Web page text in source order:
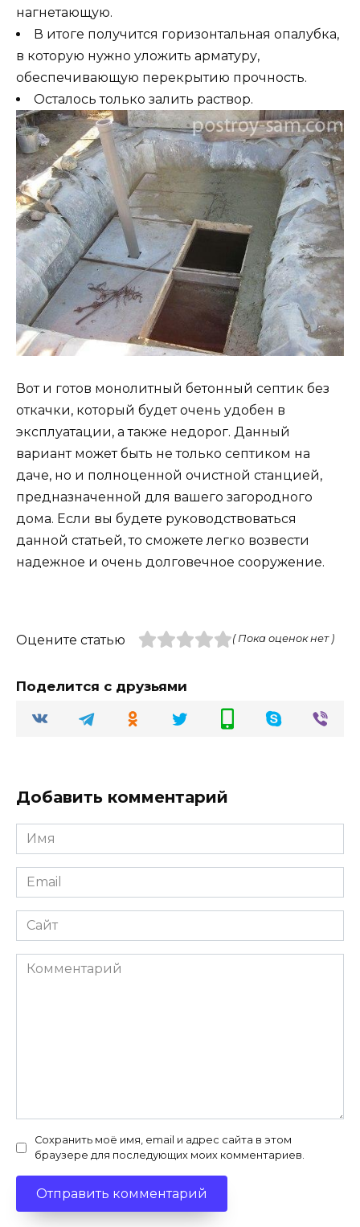
нагнетающую.
В итоге получится горизонтальная опалубка,
в которую нужно уложить арматуру,
обеспечивающую перекрытию прочность.
Осталось только залить раствор.
Вот и готов монолитный бетонный септик без
откачки, который будет очень удобен в
эксплуатации, а также недорог. Данный
вариант может быть не только септиком на
даче, но и полноценной очистной станцией,
предназначенной для вашего загородного
дома. Если вы будете руководствоваться
данной статьей, то сможете легко возвести
надежное и очень долговечное сооружение.
Оцените статью ( Пока оценок нет )
Поделится с друзьями
Добавить комментарий
Имя
Email
Сайт
Комментарий
Сохранить моё имя, email и адрес сайта в этом
браузере для последующих моих комментариев.